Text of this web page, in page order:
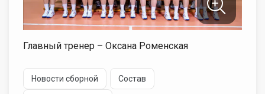
Главный тренер – Оксана Роменская
Новости сборной Состав